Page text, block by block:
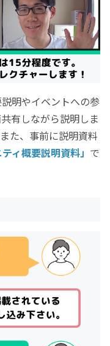
明やイベントへの参
有しながら説明しま
た、事前に説明資料
ティ概要説明資料」 で